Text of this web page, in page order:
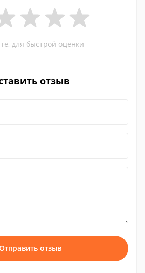
для быстрой оценки
отзыв
отзыв